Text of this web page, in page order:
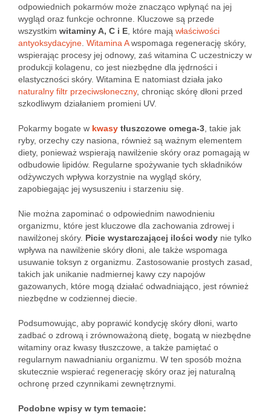
odpowiednich pokarmów może znacząco wpłynąć na jej
wygląd oraz funkcje ochronne. Kluczowe są przede
wszystkim witaminy A, C i E , które mają właściwości
antyoksydacyjne Witamina Awspomaga regenerację skóry,
wspierając procesy jej odnowy, zaś witamina C uczestniczy w
produkcji kolagenu, co jest niezbędne dla jędrności i
elastyczności skóry. Witamina E natomiast działa jako
naturalny filtr przeciwsłoneczny, chroniąc skórę dłoni przed
szkodliwym działaniem promieni UV.
Pokarmy bogate w kwasy tłuszczowe omega-3 , takie jak
ryby, orzechy czy nasiona, również są ważnym elementem
diety, ponieważ wspierają nawilżenie skóry oraz pomagają w
odbudowie lipidów. Regularne spożywanie tych składników
odżywczych wpływa korzystnie na wygląd skóry,
zapobiegając jej wysuszeniu i starzeniu się.
Nie można zapominać o odpowiednim nawodnieniu
organizmu, które jest kluczowe dla zachowania zdrowej i
nawilżonej skóry. Picie wystarczającej ilości wody nie tylko
wpływa na nawilżenie skóry dłoni, ale także wspomaga
usuwanie toksyn z organizmu. Zastosowanie prostych zasad,
takich jak unikanie nadmiernej kawy czy napojów
gazowanych, które mogą działać odwadniająco, jest również
niezbędne w codziennej diecie.
Podsumowując, aby poprawić kondycję skóry dłoni, warto
zadbać o zdrową i zrównoważoną dietę, bogatą w niezbędne
witaminy oraz kwasy tłuszczowe, a także pamiętać o
regularnym nawadnianiu organizmu. W ten sposób można
skutecznie wspierać regenerację skóry oraz jej naturalną
ochronę przed czynnikami zewnętrznymi.
Podobne wpisy w tym temacie: